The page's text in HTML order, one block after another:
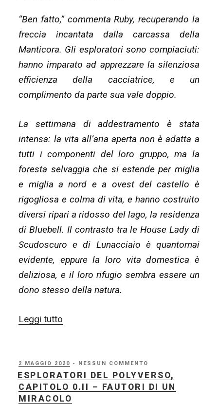
“Ben fatto,” commenta Ruby, recuperando la
freccia incantata dalla carcassa della
Manticora. Gli esploratori sono compiaciuti:
hanno imparato ad apprezzare la silenziosa
efficienza della cacciatrice, e un
complimento da parte sua vale doppio.
La settimana di addestramento è stata
intensa: la vita all’aria aperta non è adatta a
tutti i componenti del loro gruppo, ma la
foresta selvaggia che si estende per miglia
e miglia a nord e a ovest del castello è
rigogliosa e colma di vita, e hanno costruito
diversi ripari a ridosso del lago, la residenza
di Bluebell. Il contrasto tra le House Lady di
Scudoscuro e di Lunacciaio è quantomai
evidente, eppure la loro vita domestica è
deliziosa, e il loro rifugio sembra essere un
dono stesso della natura.
Leggi tutto
capitolo
0.III
–
PUBBLICATO
IL
2 MAGGIO 2020 - NESSUN COMMENTO
ESPLORATORI DEL POLYVERSO,
CAPITOLO 0.II – FAUTORI DI UN
MIRACOLO